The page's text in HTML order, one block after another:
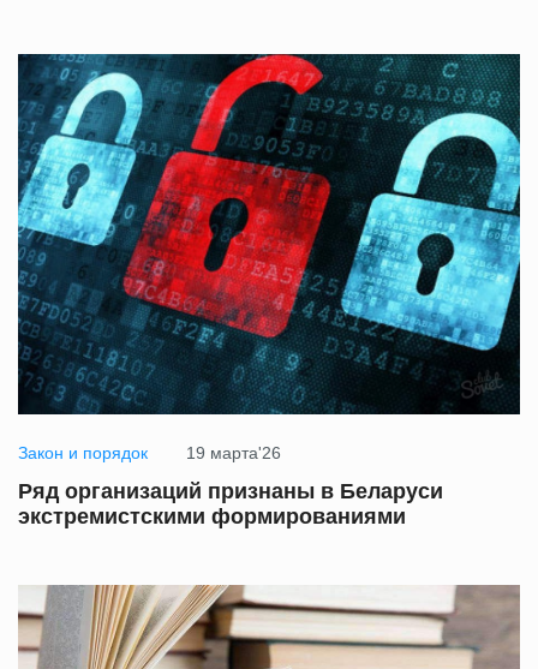
Закон и порядок 19 марта'26
Ряд организаций признаны в Беларуси
экстремистскими формированиями